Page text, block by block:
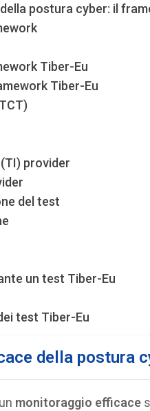
postura cyber: il
Tiber-Eu
Tiber-Eu
provider
del test
un test Tiber-Eu
test Tiber-Eu
della postura
monitoraggio efficace